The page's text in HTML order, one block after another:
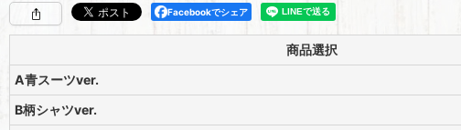
Facebookでシェア
商品選択
A青スーツver.
B柄シャツver.